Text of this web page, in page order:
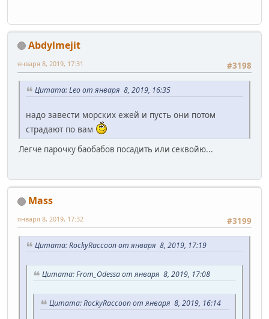
Abdylmejit
#3198
января 8, 2019, 17:31
Цитата: Leo от января 8, 2019, 16:35
надо завести морских ежей и пусть они потом
страдают по вам
Легче парочку баобабов посадить или секвойю...
Mass
#3199
января 8, 2019, 17:32
Цитата: RockyRaccoon от января 8, 2019, 17:19
Цитата: From_Odessa от января 8, 2019, 17:08
Цитата: RockyRaccoon от января 8, 2019, 16:14